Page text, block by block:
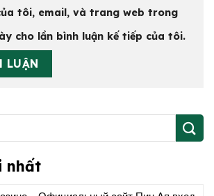
tôi, email, và trang web trong
cho lần bình luận kế tiếp của tôi.
nhất